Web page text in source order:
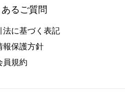
るご質問
法に基づく表記
報保護方針
員規約